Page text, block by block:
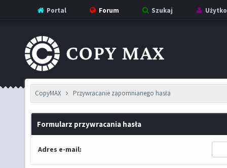
Portal Forum Szukaj
CopyMAX Przywracanie zapomnianego hasła
Formularz przywracania hasła
Adres e-mail: